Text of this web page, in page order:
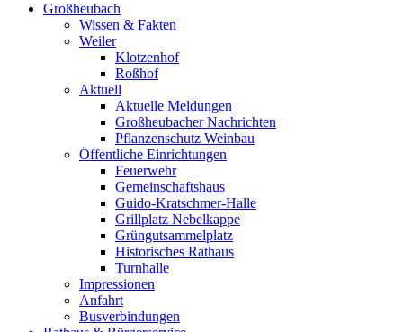
Großheubach
Wissen & Fakten
Weiler
Klotzenhof
Roßhof
Aktuell
Aktuelle Meldungen
Großheubacher Nachrichten
Pflanzenschutz Weinbau
Öffentliche Einrichtungen
Feuerwehr
Gemeinschaftshaus
Guido-Kratschmer-Halle
Grillplatz Nebelkappe
Grüngutsammelplatz
Historisches Rathaus
Turnhalle
Impressionen
Anfahrt
Busverbindungen